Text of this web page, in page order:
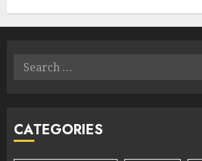
Search
CATEGORIES